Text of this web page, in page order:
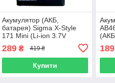
Акумулятор (АКБ,
батарея) Sigma X-Style
171 Mini (Li-ion 3.7V
289₴ 419 ₴
Купити
189